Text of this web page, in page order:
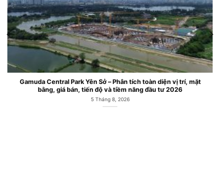
Gamuda Central Park Yên Sở – Phân tích toàn diện vị trí, mặt
bằng, giá bán, tiến độ và tiềm năng đầu tư 2026
5 Tháng 8, 2026